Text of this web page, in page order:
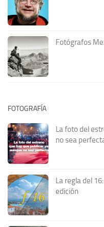
Fotógrafos
FOTOGRAFÍA
La foto del
no sea
La regla del
edición